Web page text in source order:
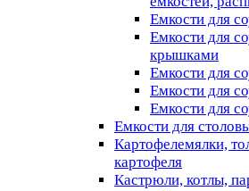
Емкости для
Емкости для
крышками
Емкости для
Емкости для
Емкости для
Емкости для
Картофелемялки,
картофеля
Кастрюли, котлы,